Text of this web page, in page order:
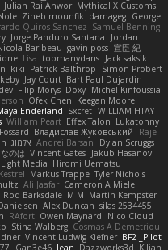
Julian Rai Anwor Mythical X Customs
Zineb mounfik damageg George
Quiros Sanchez Samuel Benning
Jorge Panduro Santana
Jordan
Baribeau gavin poss 宣臣 紀
Lisa toomanydans Jack saksik
kiki Patrick Balthrop
Simon Probert
Jay Court Bart Paul Dujardin
Filip Morys Doxy Michel Kinfoussia
Ofek Chen Keegan Moore
Enderland Sxcret WILLIAM HTAY
William Peart Effex Talon Lukatonny
Владислав Жуковський
Raje
אלמוג Andrei Barsan
Dylan Scruggs
なのは Vincent Gates Jakub Hasanov
Media Hiromi Uematsu
Markus Trappe Tyler Nichols
Ali Jaafar Cameron A Miele
Rod Barksdale M M Martin Kempster
Alex Duncan silas 2534455
RAfort Owen Maynard
Nico Cloud
Stina Walberg Cosmas A Demetriou
Vincent Ludwig Kiefner BF2 _Pilot
Gan3e46 Jean Dazzworks3d Kilian